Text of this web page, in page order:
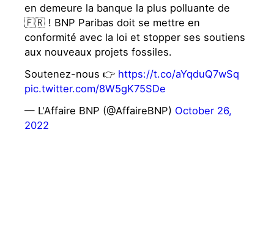
en demeure la banque la plus polluante de
🇫🇷 ! BNP Paribas doit se mettre en
conformité avec la loi et stopper ses soutiens
aux nouveaux projets fossiles.
Soutenez-nous 👉 https://t.co/aYqduQ7wSq
pic.twitter.com/8W5gK75SDe
— L'Affaire BNP (@AffaireBNP) October 26,
2022